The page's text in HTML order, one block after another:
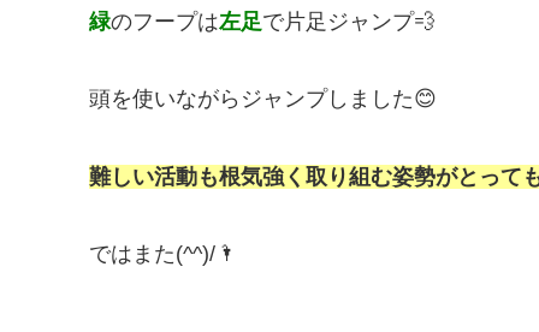
緑のフープは左足で片足ジャンプ💨
頭を使いながらジャンプしました😊
難しい活動も根気強く取り組む姿勢がとって
ではまた(^^)/🌂